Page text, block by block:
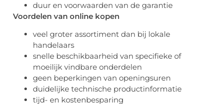
duur en voorwaarden van de garantie
Voordelen van online kopen
veel groter assortiment dan bij lokale
handelaars
snelle beschikbaarheid van specifieke of
moeilijk vindbare onderdelen
geen beperkingen van openingsuren
duidelijke technische productinformatie
tijd- en kostenbesparing